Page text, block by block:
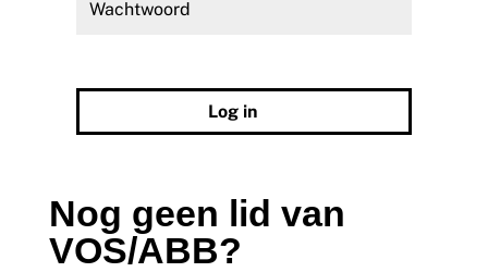
Log in
Nog geen lid van
VOS/ABB?